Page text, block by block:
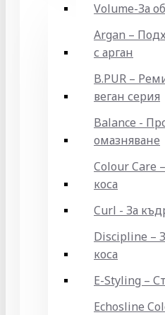
Volume-За
Argan –
с арган
B.PUR –
веган серия
Balance -
омазняване
Colour Care
коса
Curl - За
Discipline –
коса
E-Styling –
Echosline